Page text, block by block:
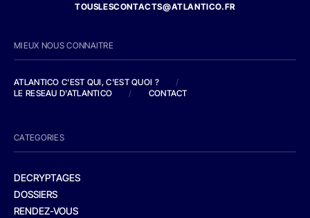
TOUSLESCONTACTS@ATLANTICO.FR
MIEUX NOUS CONNAITRE
ATLANTICO C'EST QUI, C'EST QUOI ?
/
LE RESEAU D'ATLANTICO
/ CONTACT
CATEGORIES
DECRYPTAGES
DOSSIERS
RENDEZ-VOUS